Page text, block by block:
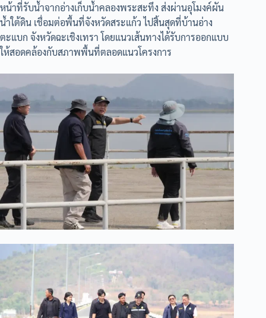
หน้าที่รับน้ำจากอ่างเก็บน้ำคลองพระสะทึง ส่งผ่านอุโมงค์ผัน
น้ำใต้ดิน เชื่อมต่อพื้นที่จังหวัดสระแก้ว ไปสิ้นสุดที่บ้านอ่าง
ตะแบก จังหวัดฉะเชิงเทรา โดยแนวเส้นทางได้รับการออกแบบ
ให้สอดคล้องกับสภาพพื้นที่ตลอดแนวโครงการ